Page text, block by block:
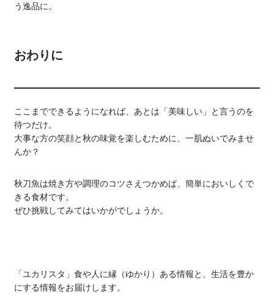
う逸品に。
おわりに
ここまでできるようになれば、あとは「美味しい」と言うのを
待つだけ。
大事な方の笑顔と秋の味覚を楽しむために、一肌ぬいでみませ
んか？
秋刀魚は焼き方や調理のコツさえつかめば、簡単においしくで
きる食材です。
ぜひ挑戦してみてはいかがでしょうか。
「ユカリスタ」食や人に縁（ゆかり）ある情報と、生活を豊か
にする情報をお届けします。